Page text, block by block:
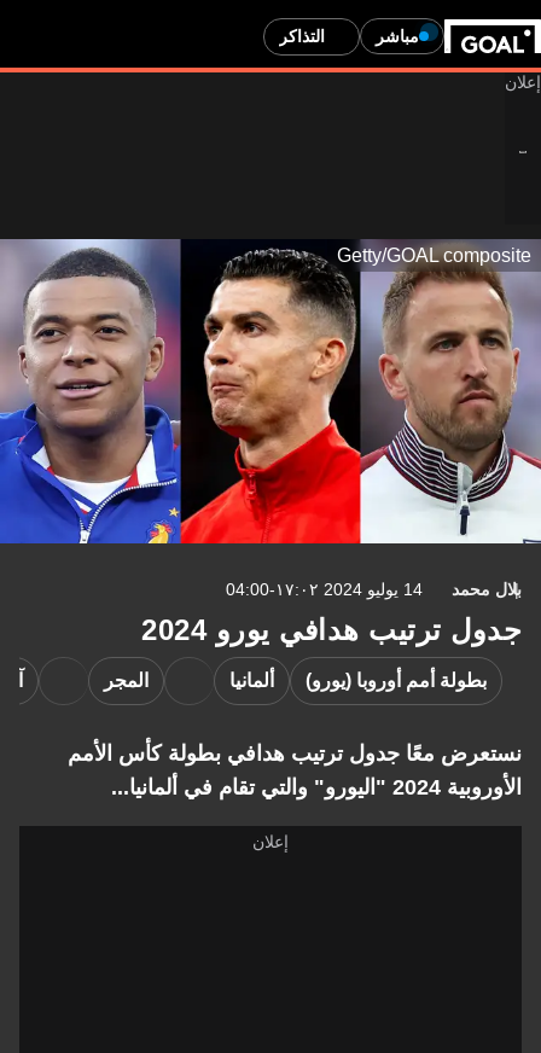
مباشر التذاكر
Getty/GOAL composite
بلال محمد 14 يوليو 2024 ١٧:٠٢-04:00
جدول ترتيب هدافي يورو 2024
بطولة أمم أوروبا (يورو) ألمانيا المجر
نستعرض معًا جدول ترتيب هدافي بطولة كأس الأمم
الأوروبية 2024 "اليورو" والتي تقام في ألمانيا...